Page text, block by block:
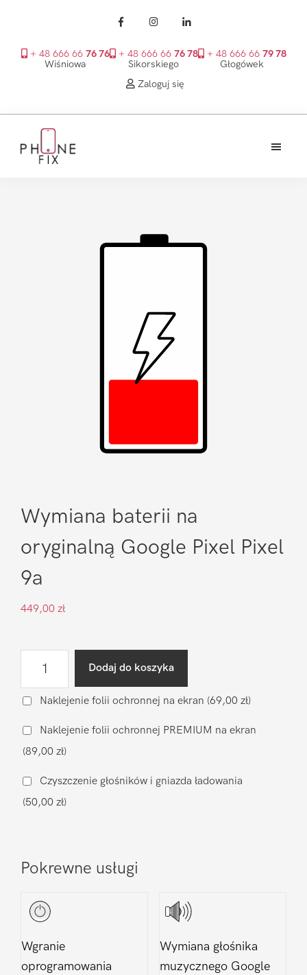
+ 48 666 66 76 76
Wiśniowa
+ 48 666 66 76 78
Sikorskiego
+ 48 666 66 79 78
Głogówek
Zaloguj się
głównego
Wymiana baterii na
oryginalną Google Pixel Pixel
9a
449,00 zł
baterii
oryginalną
Google
Pixel
Pixel
Dodaj do koszyka
Naklejenie folii ochronnej na ekran (69,00 zł)
Naklejenie folii ochronnej PREMIUM na ekran
(89,00 zł)
Czyszczenie głośników i gniazda ładowania
(50,00 zł)
Pokrewne usługi
Wgranie
oprogramowania
Wymiana głośnika
muzycznego Google